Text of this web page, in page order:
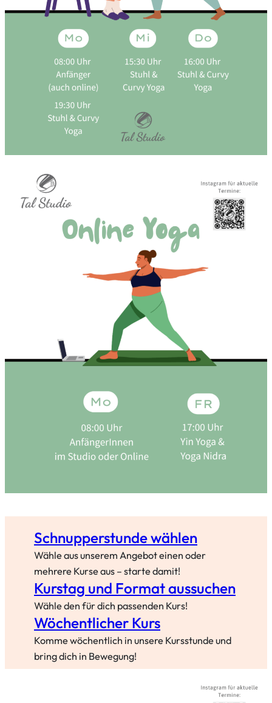
Schnupperstunde wählen
Wähle aus unserem Angebot einen oder
mehrere Kurse aus – starte damit!
Kurstag und Format aussuchen
Wähle den für dich passenden Kurs!
Wöchentlicher Kurs
Komme wöchentlich in unsere Kursstunde und
bring dich in Bewegung!